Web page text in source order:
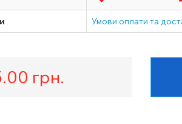
Умови оплати та
грн.